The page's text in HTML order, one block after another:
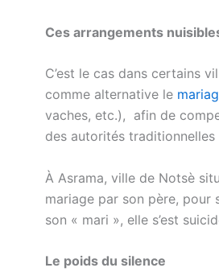
Ces arrangements
C’est le cas dans certains
comme alternative le
vaches, etc.), afin de
des autorités
À Asrama, ville de Notsè
mariage par son père, pour
son « mari », elle s’est
Le poids du silence